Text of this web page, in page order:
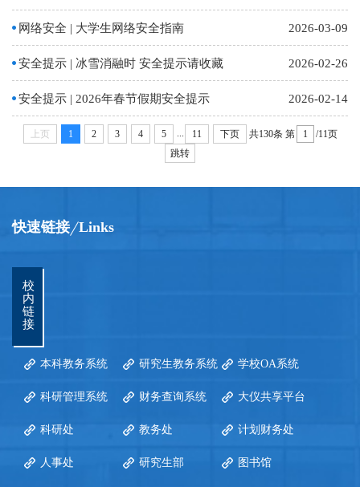
网络安全 | 大学生网络安全指南 2026-03-09
安全提示 | 冰雪消融时 安全提示请收藏 2026-02-26
安全提示 | 2026年春节假期安全提示 2026-02-14
上页 1 2 3 4 5 ... 11 下页 共130条 第
/11页
跳转
快速链接 Links
校
内
链
接
本科教务系统 研究生教务系统 学校OA系统
科研管理系统 财务查询系统 大仪共享平台
科研处 教务处 计划财务处
人事处 研究生部 图书馆